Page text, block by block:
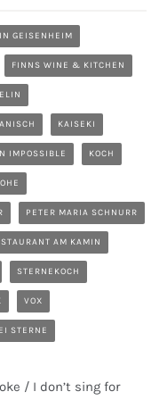
GEISENHEIM
FINNS WINE & KITCHEN
KAISEKI
IMPOSSIBLE KOCH
PETER MARIA SCHNURR
AM KAMIN
STERNEKOCH
VOX
STERNE
/ I don’t sing for